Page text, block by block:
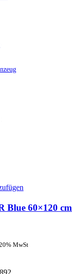
Blue 60×120 cm
MwSt